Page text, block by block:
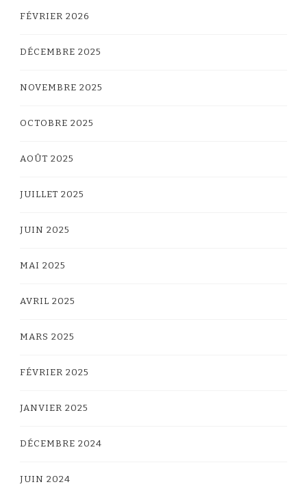
FÉVRIER 2026
DÉCEMBRE 2025
NOVEMBRE 2025
OCTOBRE 2025
AOÛT 2025
JUILLET 2025
JUIN 2025
MAI 2025
AVRIL 2025
MARS 2025
FÉVRIER 2025
JANVIER 2025
DÉCEMBRE 2024
JUIN 2024